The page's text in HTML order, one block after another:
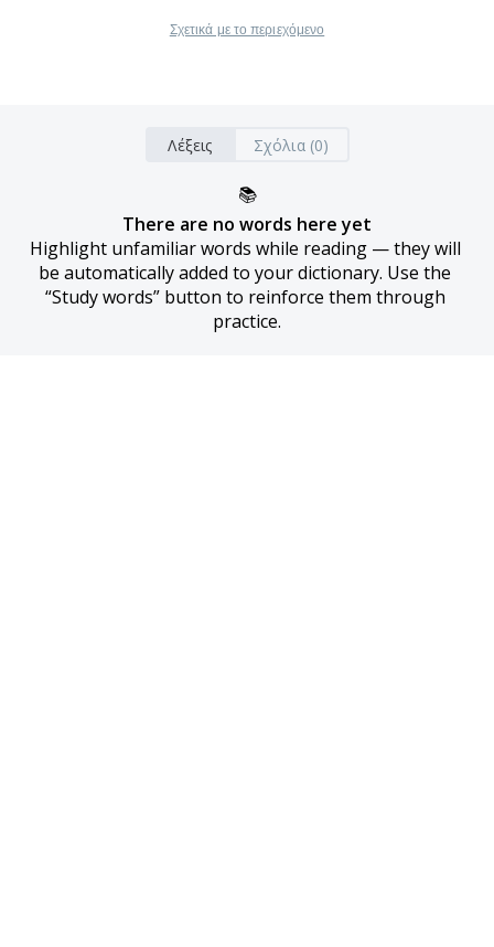
Σχετικά με το περιεχόμενο
Λέξεις Σχόλια (0)
📚
There are no words here yet
Highlight unfamiliar words while reading — they will
be automatically added to your dictionary. Use the
“Study words” button to reinforce them through
practice.